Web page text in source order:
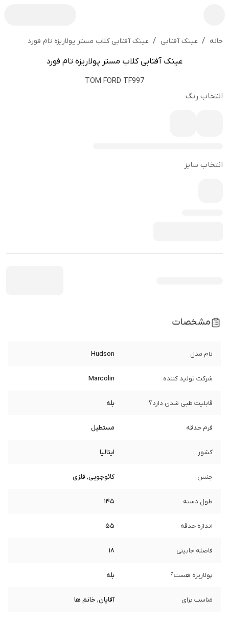
خانه / عینک آفتابی / عینک آفتابی کلاب مستر پولاریزه تام فورد
عینک آفتابی کلاب مستر پولاریزه تام فورد
TOM FORD TF997
انتخاب رنگ
انتخاب سایز
مشخصات
نام مدل Hudson
شرکت تولید کننده Marcolin
قابلیت طبی شدن دارد؟ بله
فرم حدقه مستطیل
کشور ایتالیا
جنس کائوچویی, فلزی
طول دسته 145
اندازه حدقه 55
فاصله جابینی 18
پولاریزه هست؟ بله
مناسب برای آقایان, خانم ها